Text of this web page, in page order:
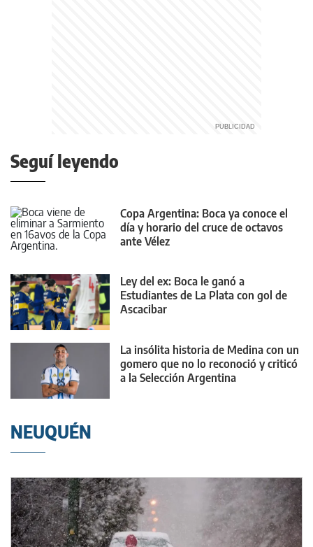
Seguí leyendo
Copa Argentina: Boca ya conoce el
día y horario del cruce de octavos
ante Vélez
Ley del ex: Boca le ganó a
Estudiantes de La Plata con gol de
Ascacibar
La insólita historia de Medina con un
gomero que no lo reconoció y criticó
a la Selección Argentina
NEUQUÉN